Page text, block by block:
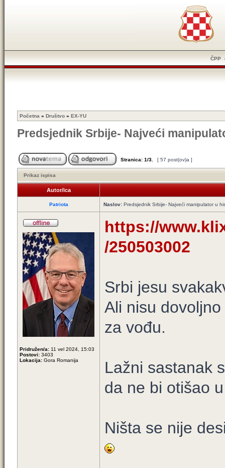
ČPP
Početna » Društvo » EX-YU
Predsjednik Srbije- Najveći
Stranica: 1/3 [ 57 post(ov)a ]
Prikaz ispisa
Autor/ica
Patriota Naslov: Predsjednik Srbije- Najveći manipulator u
Pridružen/a: 11 vel 2024, 15:03
Postovi: 3403
Lokacija: Gora Romanija
https://
/250503002
Srbi jesu
Ali nisu
za vođu.
Lažni sastanak
da ne bi otišao
Ništa se nije